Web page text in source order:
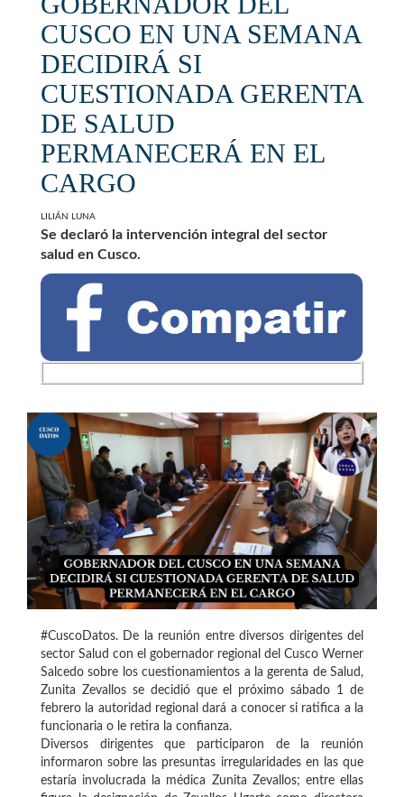
CUSCO EN UNA SEMANA
DECIDIRÁ SI
CUESTIONADA GERENTA
DE SALUD
PERMANECERÁ EN EL
CARGO
LILIÁN LUNA
Se declaró la intervención integral del sector
salud en Cusco.
#CuscoDatos. De la reunión entre diversos dirigentes del
sector Salud con el gobernador regional del Cusco Werner
Salcedo sobre los cuestionamientos a la gerenta de Salud,
Zunita Zevallos se decidió que el próximo sábado 1 de
febrero la autoridad regional dará a conocer si ratifica a la
funcionaria o le retira la confianza.
Diversos dirigentes que participaron de la reunión
informaron sobre las presuntas irregularidades en las que
estaría involucrada la médica Zunita Zevallos; entre ellas